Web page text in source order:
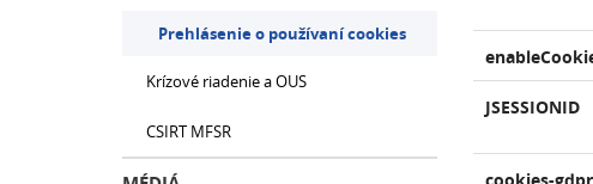
JSESSIONID
Prehlásenie o používaní cookies
Krízové riadenie a OUS
CSIRT MFSR